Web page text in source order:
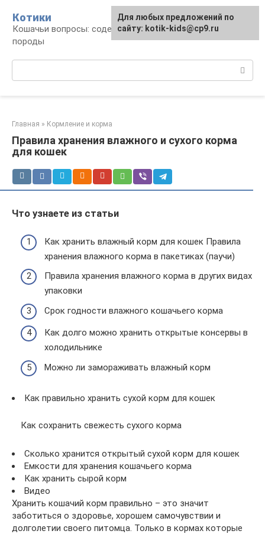
контенту
Котики
Кошачьи вопросы: содержание, лечение,
породы
Главная » Кормление и корма
Правила хранения влажного и сухого корма
для кошек
Что узнаете из статьи
Как хранить влажный корм для кошек Правила
хранения влажного корма в пакетиках (паучи)
Правила хранения влажного корма в других видах
упаковки
Срок годности влажного кошачьего корма
Как долго можно хранить открытые консервы в
холодильнике
Можно ли замораживать влажный корм
Как правильно хранить сухой корм для кошек
Как сохранить свежесть сухого корма
Сколько хранится открытый сухой корм для кошек
Емкости для хранения кошачьего корма
Как хранить сырой корм
Видео
Хранить кошачий корм правильно – это значит
заботиться о здоровье, хорошем самочувствии и
долголетии своего питомца. Только в кормах которые
Для любых предложений по
сайту: kotik-kids@cp9.ru